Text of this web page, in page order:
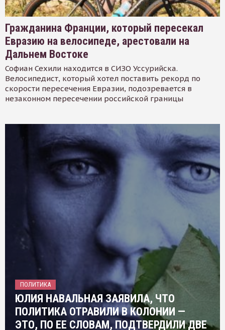
Гражданина Франции, который пересекал
Евразию на велосипеде, арестовали на
Дальнем Востоке
Софиан Сехили находится в СИЗО Уссурийска.
Велосипедист, который хотел поставить рекорд по
скорости пересечения Евразии, подозревается в
незаконном пересечении российской границы
ПОЛИТИКА
ЮЛИЯ НАВАЛЬНАЯ ЗАЯВИЛА, ЧТО
ПОЛИТИКА ОТРАВИЛИ В КОЛОНИИ —
ЭТО, ПО ЕЕ СЛОВАМ, ПОДТВЕРДИЛИ ДВЕ